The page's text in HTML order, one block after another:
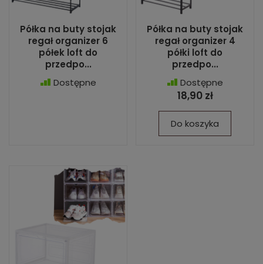
Półka na buty stojak
regał organizer 6
półek loft do
przedpo...
Dostępne
Półka na buty stojak
regał organizer 4
półki loft do
przedpo...
Dostępne
18,90 zł
Do koszyka